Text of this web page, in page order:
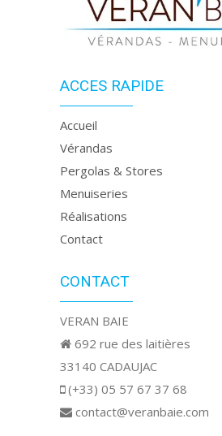
ACCES RAPIDE
Accueil
Vérandas
Pergolas & Stores
Menuiseries
Réalisations
Contact
CONTACT
VERAN BAIE
692 rue des laitières
33140 CADAUJAC
(+33) 05 57 67 37 68
contact@veranbaie.com